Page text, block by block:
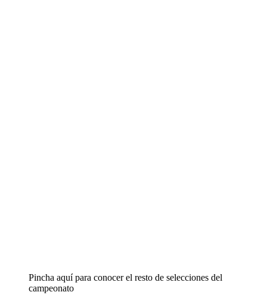
Pincha aquí para conocer el resto de selecciones del
campeonato